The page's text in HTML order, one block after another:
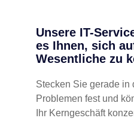
Unsere IT-
es Ihnen, sich
Wesentliche zu
Stecken Sie gerade in
Problemen fest und
Ihr Kerngeschäft